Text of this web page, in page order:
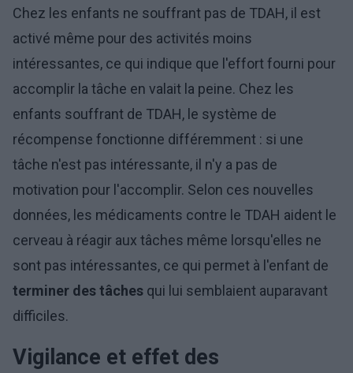
Chez les enfants ne souffrant pas de TDAH, il est
activé même pour des activités moins
intéressantes, ce qui indique que l'effort fourni pour
accomplir la tâche en valait la peine. Chez les
enfants souffrant de TDAH, le système de
récompense fonctionne différemment : si une
tâche n'est pas intéressante, il n'y a pas de
motivation pour l'accomplir. Selon ces nouvelles
données, les médicaments contre le TDAH aident le
cerveau à réagir aux tâches même lorsqu'elles ne
sont pas intéressantes, ce qui permet à l'enfant de
terminer des tâches qui lui semblaient auparavant
difficiles.
Vigilance et effet des